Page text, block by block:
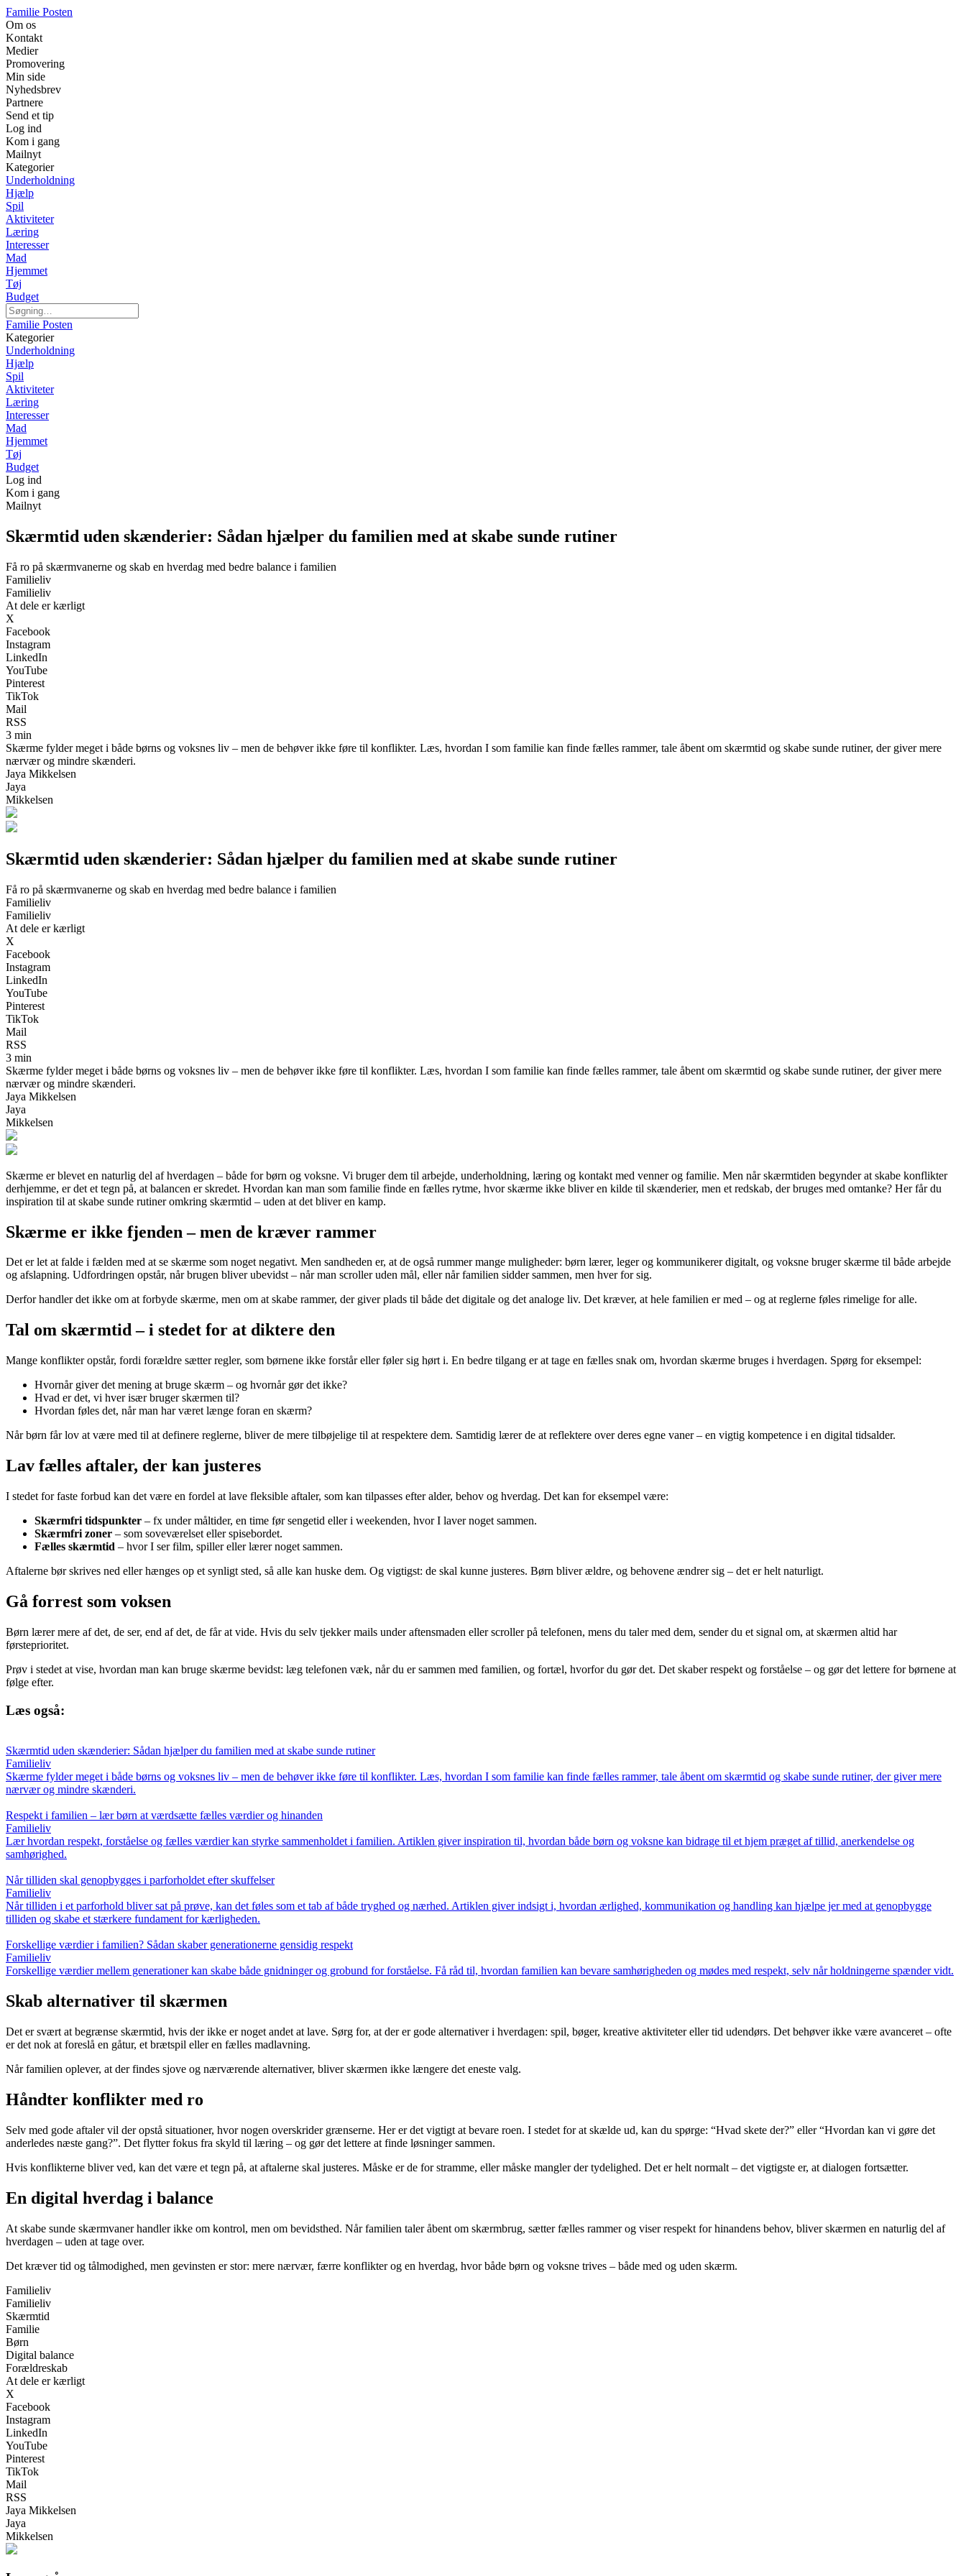
Familie Posten
Om os
Kontakt
Medier
Promovering
Min side
Nyhedsbrev
Partnere
Send et tip
Log ind
Kom i gang
Mailnyt
Kategorier
Underholdning
Hjælp
Spil
Aktiviteter
Læring
Interesser
Mad
Hjemmet
Tøj
Budget
Familie Posten
Kategorier
Underholdning
Hjælp
Spil
Aktiviteter
Læring
Interesser
Mad
Hjemmet
Tøj
Budget
Log ind
Kom i gang
Mailnyt
Skærmtid uden skænderier: Sådan hjælper du familien med at skabe sunde rutiner
Få ro på skærmvanerne og skab en hverdag med bedre balance i familien
Familieliv
Familieliv
At dele er kærligt
X
Facebook
Instagram
LinkedIn
YouTube
Pinterest
TikTok
Mail
RSS
3 min
Skærme fylder meget i både børns og voksnes liv – men de behøver ikke føre til konflikter. Læs, hvordan I som familie kan finde fælles rammer, tale åbent om skærmtid og skabe sunde rutiner, der giver mere
nærvær og mindre skænderi.
Jaya Mikkelsen
Jaya
Mikkelsen
Skærmtid uden skænderier: Sådan hjælper du familien med at skabe sunde rutiner
Få ro på skærmvanerne og skab en hverdag med bedre balance i familien
Familieliv
Familieliv
At dele er kærligt
X
Facebook
Instagram
LinkedIn
YouTube
Pinterest
TikTok
Mail
RSS
3 min
Skærme fylder meget i både børns og voksnes liv – men de behøver ikke føre til konflikter. Læs, hvordan I som familie kan finde fælles rammer, tale åbent om skærmtid og skabe sunde rutiner, der giver mere
nærvær og mindre skænderi.
Jaya Mikkelsen
Jaya
Mikkelsen
Skærme er blevet en naturlig del af hverdagen – både for børn og voksne. Vi bruger dem til arbejde, underholdning, læring og kontakt med venner og familie. Men når skærmtiden begynder at skabe konflikter
derhjemme, er det et tegn på, at balancen er skredet. Hvordan kan man som familie finde en fælles rytme, hvor skærme ikke bliver en kilde til skænderier, men et redskab, der bruges med omtanke? Her får du
inspiration til at skabe sunde rutiner omkring skærmtid – uden at det bliver en kamp.
Skærme er ikke fjenden – men de kræver rammer
Det er let at falde i fælden med at se skærme som noget negativt. Men sandheden er, at de også rummer mange muligheder: børn lærer, leger og kommunikerer digitalt, og voksne bruger skærme til både arbejde
og afslapning. Udfordringen opstår, når brugen bliver ubevidst – når man scroller uden mål, eller når familien sidder sammen, men hver for sig.
Derfor handler det ikke om at forbyde skærme, men om at skabe rammer, der giver plads til både det digitale og det analoge liv. Det kræver, at hele familien er med – og at reglerne føles rimelige for alle.
Tal om skærmtid – i stedet for at diktere den
Mange konflikter opstår, fordi forældre sætter regler, som børnene ikke forstår eller føler sig hørt i. En bedre tilgang er at tage en fælles snak om, hvordan skærme bruges i hverdagen. Spørg for eksempel:
Hvornår giver det mening at bruge skærm – og hvornår gør det ikke?
Hvad er det, vi hver især bruger skærmen til?
Hvordan føles det, når man har været længe foran en skærm?
Når børn får lov at være med til at definere reglerne, bliver de mere tilbøjelige til at respektere dem. Samtidig lærer de at reflektere over deres egne vaner – en vigtig kompetence i en digital tidsalder.
Lav fælles aftaler, der kan justeres
I stedet for faste forbud kan det være en fordel at lave fleksible aftaler, som kan tilpasses efter alder, behov og hverdag. Det kan for eksempel være:
Skærmfri tidspunkter – fx under måltider, en time før sengetid eller i weekenden, hvor I laver noget sammen.
Skærmfri zoner – som soveværelset eller spisebordet.
Fælles skærmtid – hvor I ser film, spiller eller lærer noget sammen.
Aftalerne bør skrives ned eller hænges op et synligt sted, så alle kan huske dem. Og vigtigst: de skal kunne justeres. Børn bliver ældre, og behovene ændrer sig – det er helt naturligt.
Gå forrest som voksen
Børn lærer mere af det, de ser, end af det, de får at vide. Hvis du selv tjekker mails under aftensmaden eller scroller på telefonen, mens du taler med dem, sender du et signal om, at skærmen altid har
førsteprioritet.
Prøv i stedet at vise, hvordan man kan bruge skærme bevidst: læg telefonen væk, når du er sammen med familien, og fortæl, hvorfor du gør det. Det skaber respekt og forståelse – og gør det lettere for børnene at
følge efter.
Læs også:
Skærmtid uden skænderier: Sådan hjælper du familien med at skabe sunde rutiner
Familieliv
Skærme fylder meget i både børns og voksnes liv – men de behøver ikke føre til konflikter. Læs, hvordan I som familie kan finde fælles rammer, tale åbent om skærmtid og skabe sunde rutiner, der giver mere
nærvær og mindre skænderi.
Respekt i familien – lær børn at værdsætte fælles værdier og hinanden
Familieliv
Lær hvordan respekt, forståelse og fælles værdier kan styrke sammenholdet i familien. Artiklen giver inspiration til, hvordan både børn og voksne kan bidrage til et hjem præget af tillid, anerkendelse og
samhørighed.
Når tilliden skal genopbygges i parforholdet efter skuffelser
Familieliv
Når tilliden i et parforhold bliver sat på prøve, kan det føles som et tab af både tryghed og nærhed. Artiklen giver indsigt i, hvordan ærlighed, kommunikation og handling kan hjælpe jer med at genopbygge
tilliden og skabe et stærkere fundament for kærligheden.
Forskellige værdier i familien? Sådan skaber generationerne gensidig respekt
Familieliv
Forskellige værdier mellem generationer kan skabe både gnidninger og grobund for forståelse. Få råd til, hvordan familien kan bevare samhørigheden og mødes med respekt, selv når holdningerne spænder vidt.
Skab alternativer til skærmen
Det er svært at begrænse skærmtid, hvis der ikke er noget andet at lave. Sørg for, at der er gode alternativer i hverdagen: spil, bøger, kreative aktiviteter eller tid udendørs. Det behøver ikke være avanceret – ofte
er det nok at foreslå en gåtur, et brætspil eller en fælles madlavning.
Når familien oplever, at der findes sjove og nærværende alternativer, bliver skærmen ikke længere det eneste valg.
Håndter konflikter med ro
Selv med gode aftaler vil der opstå situationer, hvor nogen overskrider grænserne. Her er det vigtigt at bevare roen. I stedet for at skælde ud, kan du spørge: “Hvad skete der?” eller “Hvordan kan vi gøre det
anderledes næste gang?”. Det flytter fokus fra skyld til læring – og gør det lettere at finde løsninger sammen.
Hvis konflikterne bliver ved, kan det være et tegn på, at aftalerne skal justeres. Måske er de for stramme, eller måske mangler der tydelighed. Det er helt normalt – det vigtigste er, at dialogen fortsætter.
En digital hverdag i balance
At skabe sunde skærmvaner handler ikke om kontrol, men om bevidsthed. Når familien taler åbent om skærmbrug, sætter fælles rammer og viser respekt for hinandens behov, bliver skærmen en naturlig del af
hverdagen – uden at tage over.
Det kræver tid og tålmodighed, men gevinsten er stor: mere nærvær, færre konflikter og en hverdag, hvor både børn og voksne trives – både med og uden skærm.
Familieliv
Familieliv
Skærmtid
Familie
Børn
Digital balance
Forældreskab
At dele er kærligt
X
Facebook
Instagram
LinkedIn
YouTube
Pinterest
TikTok
Mail
RSS
Jaya Mikkelsen
Jaya
Mikkelsen